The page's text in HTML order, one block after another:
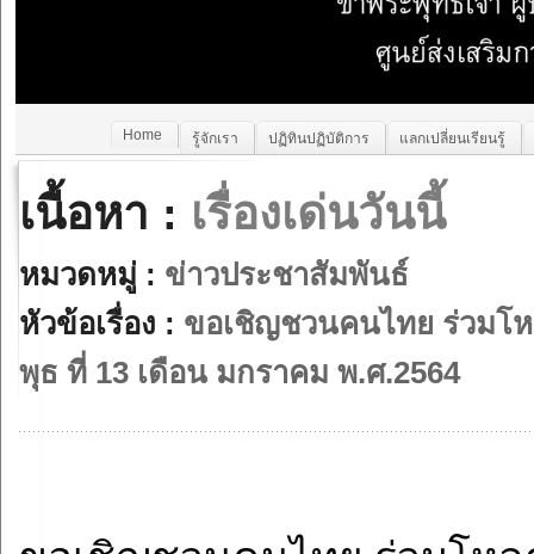
Home รู้จักเรา ปฏิทินปฏิบัติการ แลกเปลี่ยนเรียนรู้
เนื้อหา : เรื่องเด่นวันนี้
หมวดหมู่ : ข่าวประชาสัมพันธ์
หัวข้อเรื่อง : ขอเชิญชวนคนไทย ร่วมโ
พุธ ที่ 13 เดือน มกราคม พ.ศ.2564